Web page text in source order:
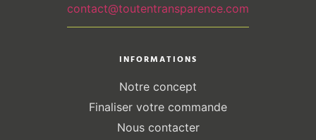
contact@toutentransparence.com
INFORMATIONS
Notre concept
Finaliser votre commande
Nous contacter